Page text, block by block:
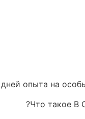
опыта на
Что такое B